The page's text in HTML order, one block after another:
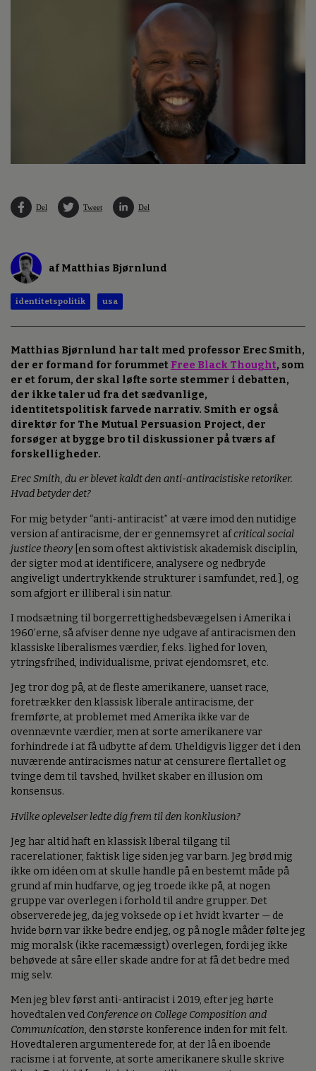
Del Tweet Del
af Matthias Bjørnlund
identitetspolitik usa
Matthias Bjørnlund har talt med professor Erec Smith,
der er formand for forummet Free Black Thought, som
er et forum, der skal løfte sorte stemmer i debatten,
der ikke taler ud fra det sædvanlige,
identitetspolitisk farvede narrativ. Smith er også
direktør for The Mutual Persuasion Project, der
forsøger at bygge bro til diskussioner på tværs af
forskelligheder.
Erec Smith, du er blevet kaldt den anti-antiracistiske retoriker.
Hvad betyder det?
For mig betyder “anti-antiracist” at være imod den nutidige
version af antiracisme, der er gennemsyret afcritical social
justice theory [en som oftest aktivistisk akademisk disciplin,
der sigter mod at identificere, analysere og nedbryde
angiveligt undertrykkende strukturer i samfundet, red.], og
som afgjort er illiberal i sin natur.
I modsætning til borgerrettighedsbevægelsen i Amerika i
1960’erne, så afviser denne nye udgave af antiracismen den
klassiske liberalismes værdier, f.eks. lighed for loven,
ytringsfrihed, individualisme, privat ejendomsret, etc.
Jeg tror dog på, at de fleste amerikanere, uanset race,
foretrækker den klassisk liberale antiracisme, der
fremførte, at problemet med Amerika ikke var de
ovennævnte værdier, men at sorte amerikanere var
forhindrede i at få udbytte af dem. Uheldigvis ligger det i den
nuværende antiracismes natur at censurere flertallet og
tvinge dem til tavshed, hvilket skaber en illusion om
konsensus.
Hvilke oplevelser ledte dig frem til den konklusion?
Jeg har altid haft en klassisk liberal tilgang til
racerelationer, faktisk lige siden jeg var barn. Jeg brød mig
ikke om idéen om at skulle handle på en bestemt måde på
grund af min hudfarve, og jeg troede ikke på, at nogen
gruppe var overlegen i forhold til andre grupper. Det
observerede jeg, da jeg voksede op i et hvidt kvarter — de
hvide børn var ikke bedre end jeg, og på nogle måder følte jeg
mig moralsk (ikke racemæssigt) overlegen, fordi jeg ikke
behøvede at såre eller skade andre for at få det bedre med
mig selv.
Men jeg blev først anti-antiracist i 2019, efter jeg hørte
hovedtalen ved Conference on College Composition and
Communication, den største konference inden for mit felt.
Hovedtaleren argumenterede for, at der lå en iboende
racisme i at forvente, at sorte amerikanere skulle skrive